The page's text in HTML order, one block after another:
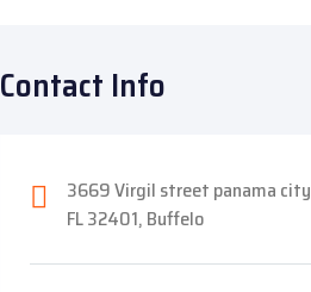
Contact Info
3669 Virgil street panama city
FL 32401, Buffelo